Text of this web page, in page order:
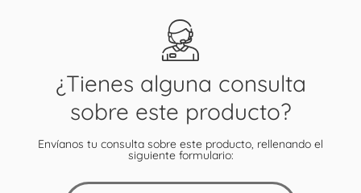
¿Tienes alguna consulta
sobre este producto?
Envíanos tu consulta sobre este producto, rellenando el
siguiente formulario: